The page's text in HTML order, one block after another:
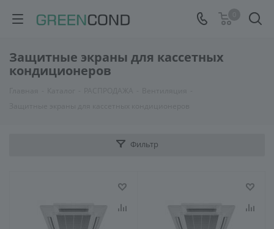
Защитные экраны для кассетных
кондиционеров
Фильтр